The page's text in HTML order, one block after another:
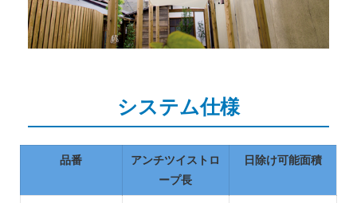
システム仕様
品番
アンチツイストロ
ープ長
日除け可能面積